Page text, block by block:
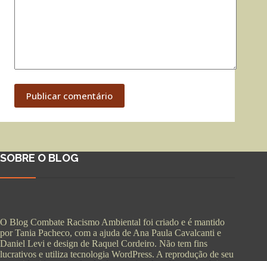
Publicar comentário
SOBRE O BLOG
O Blog Combate Racismo Ambiental foi criado e é mantido
por Tania Pacheco, com a ajuda de Ana Paula Cavalcanti e
Daniel Levi e design de Raquel Cordeiro. Não tem fins
lucrativos e utiliza tecnologia WordPress. A reprodução de seu